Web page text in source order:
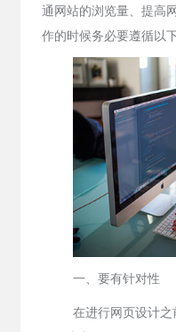
通网站的浏览量、提高
作的时候务必要遵循以
一、要有针对性
在进行网页设计